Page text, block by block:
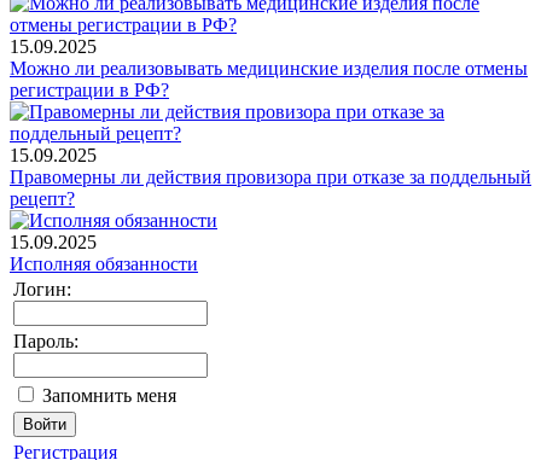
15.09.2025
Можно ли реализовывать медицинские изделия после отмены
регистрации в РФ?
15.09.2025
Правомерны ли действия провизора при отказе за поддельный
рецепт?
15.09.2025
Исполняя обязанности
Логин:
Пароль:
Запомнить меня
Регистрация